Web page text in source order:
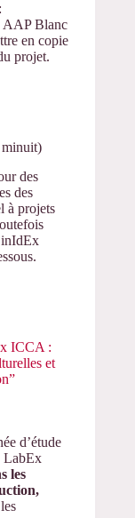
Blanc
en copie
projet.
minuit)
des
des
à projets
ICCA :
et
d’étude
LabEx
les